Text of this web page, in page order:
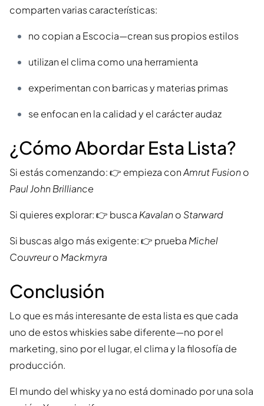
comparten varias características:
no copian a Escocia—crean sus propios estilos
utilizan el clima como una herramienta
experimentan con barricas y materias primas
se enfocan en la calidad y el carácter audaz
¿Cómo Abordar Esta Lista?
Si estás comenzando: 👉 empieza conAmrut Fusiono
Paul John Brilliance
Si quieres explorar: 👉 busca Kavalano Starward
Si buscas algo más exigente: 👉 prueba Michel
Couvreuro Mackmyra
Conclusión
Lo que es más interesante de esta lista es que cada
uno de estos whiskies sabe diferente—no por el
marketing, sino por el lugar, el clima y la filosofía de
producción.
El mundo del whisky ya no está dominado por una sola